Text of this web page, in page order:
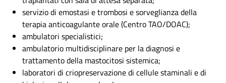
servizio di emostasi e trombosi e sorveglianza della
terapia anticoagulante orale (Centro TAO/DOAC);
ambulatori specialistici;
ambulatorio multidisciplinare per la diagnosi e
trattamento della mastocitosi sistemica;
laboratori di criopreservazione di cellule staminali e di